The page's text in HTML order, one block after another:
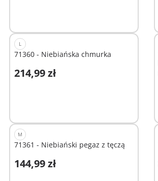
L
71360 - Niebiańska chmurka
214,99 zł
Dodaj do koszyka
M
71361 - Niebiański pegaz z tęczą
144,99 zł
Dodaj do koszyka